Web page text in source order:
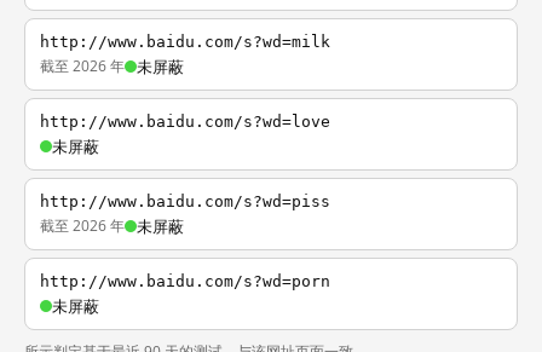
http://www.baidu.com/s?wd=milk
截至 2026 年 未屏蔽
http://www.baidu.com/s?wd=love
未屏蔽
http://www.baidu.com/s?wd=piss
截至 2026 年 未屏蔽
http://www.baidu.com/s?wd=porn
未屏蔽